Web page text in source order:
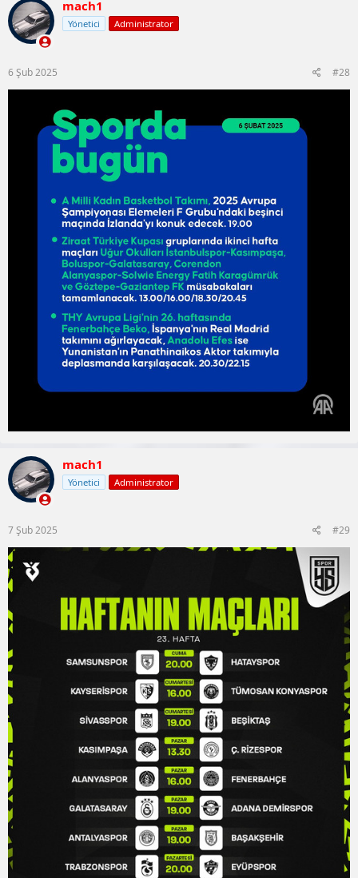
i
l
e
:
mach1
Yönetici Administrator
6 Şub 2025 #28
mach1
Yönetici Administrator
7 Şub 2025 #29